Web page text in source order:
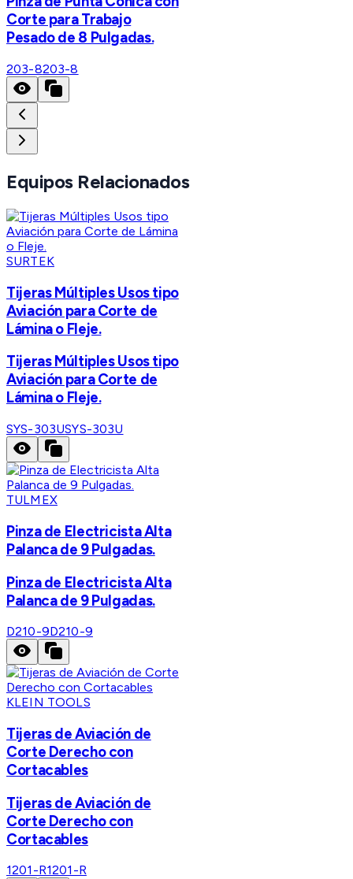
Corte para Trabajo
Pesado de 8 Pulgadas.
203-8203-8
Equipos Relacionados
SURTEK
Tijeras Múltiples Usos tipo
Aviación para Corte de
Lámina o Fleje.
Tijeras Múltiples Usos tipo
Aviación para Corte de
Lámina o Fleje.
SYS-303USYS-303U
TULMEX
Pinza de Electricista Alta
Palanca de 9 Pulgadas.
Pinza de Electricista Alta
Palanca de 9 Pulgadas.
D210-9D210-9
KLEIN TOOLS
Tijeras de Aviación de
Corte Derecho con
Cortacables
Tijeras de Aviación de
Corte Derecho con
Cortacables
1201-R1201-R